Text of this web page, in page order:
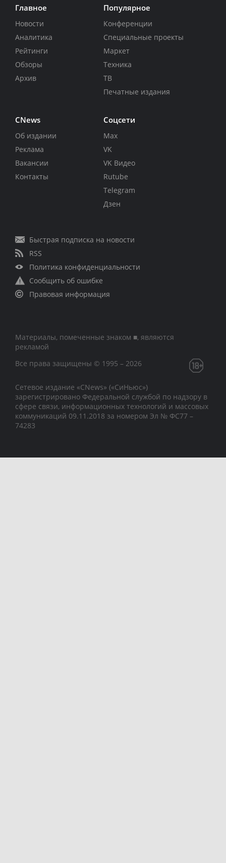
Главное
Новости
Аналитика
Рейтинги
Обзоры
Архив
Популярное
Конференции
Специальные проекты
Маркет
Техника
ТВ
Печатные издания
CNews
Об издании
Реклама
Вакансии
Контакты
Соцсети
Max
VK
VK Видео
Rutube
Telegram
Дзен
Быстрая подписка на новости
RSS
Политика конфиденциальности
Сообщить об ошибке
Правовая информация
Материалы, помеченные знаком ■, являются
рекламой
Все права защищены © 1995 – 2026
Сетевое издание «CNews» («СиНьюс»)
зарегистрировано Федеральной службой по надзору в
сфере связи, информационных технологий и массовых
коммуникаций 09.11.2018 за номером Эл № ФС77 –
74283